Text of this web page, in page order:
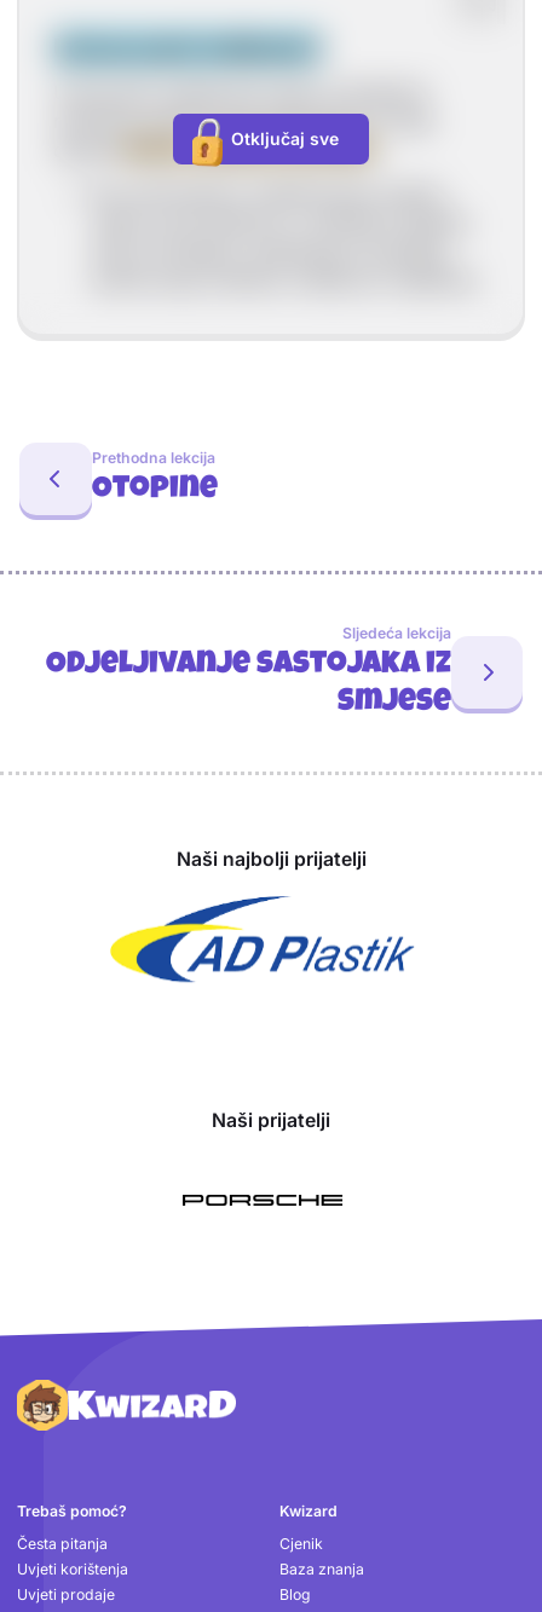
različitog spektra boje pokazuje je li neka
kisela, lužnata ili neutralna
Otključaj sve
Prethodna lekcija
Otopine
Sljedeća lekcija
Odjeljivanje sastojaka iz
smjese
Naši najbolji prijatelji
Naši prijatelji
Podnožje
Trebaš pomoć?
Česta pitanja
Uvjeti korištenja
Uvjeti prodaje
Kwizard
Cjenik
Baza znanja
Blog